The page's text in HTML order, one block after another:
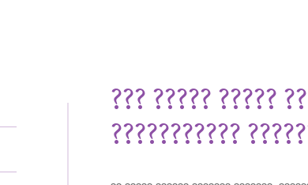
??? ????? ?????
???????????